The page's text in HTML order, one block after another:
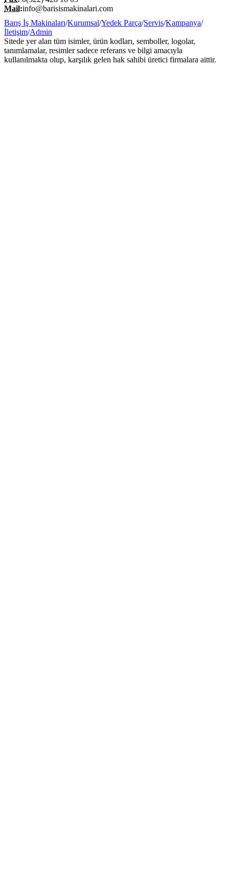
Mail:info@barisismakinalari.com
Barış İş Makinaları/Kurumsal/Yedek Parça/Servis/Kampanya/
İletişim/Admin
Sitede yer alan tüm isimler, ürün kodları, semboller, logolar,
tanımlamalar, resimler sadece referans ve bilgi amacıyla
kullanılmakta olup, karşılık gelen hak sahibi üretici firmalara aittir.